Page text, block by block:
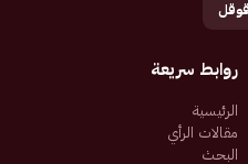
روابط سريعة
الرئيسية
مقالات الرأي
البحث